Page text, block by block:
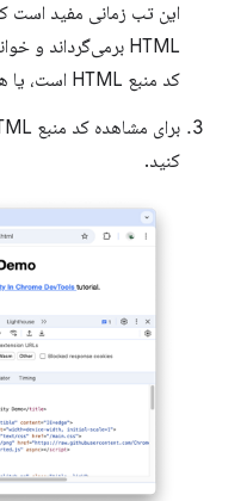
کد منبع HTML است، یا هنگام بررسی تصاویر.
برای مشاهده کد منبع HTML، روی تب
کنید.